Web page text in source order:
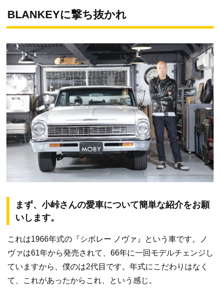
BLANKEYに撃ち抜かれ
まず、小峠さんの愛車について簡単な紹介をお願
いします。
これは1966年式の『シボレー ノヴァ』という車です。ノ
ヴァは61年から発売されて、66年に一回モデルチェンジし
ていますから、僕のは2代目です。年式にこだわりはなく
て、これがあったからこれ、という感じ。